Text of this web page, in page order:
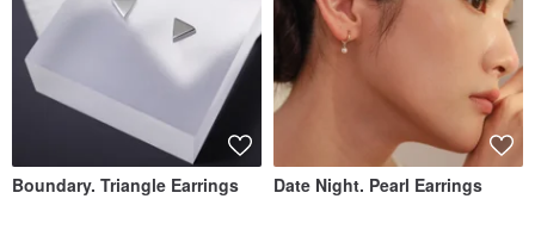
Boundary. Triangle Earrings Date Night. Pearl Earrings